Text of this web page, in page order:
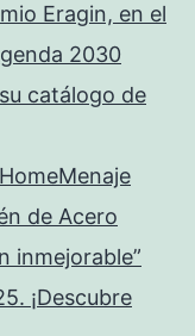
Eragin, en el
2030
catálogo de
de Acero
inmejorable”
¡Descubre